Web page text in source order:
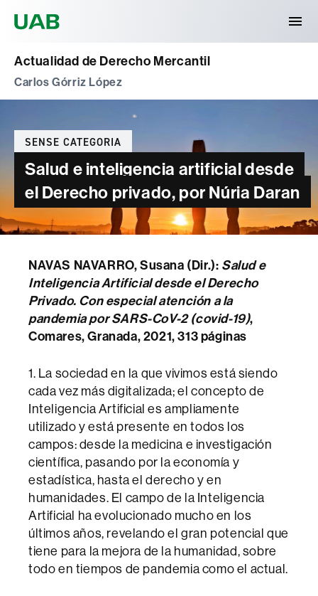
Actualidad de Derecho Mercantil
Carlos Górriz López
Categories
SENSE CATEGORIA
Salud e inteligencia artificial desde
el Derecho privado, por Núria Daran
NAVAS NAVARRO, Susana (Dir.): Salud e
Inteligencia Artificial desde el Derecho
Privado. Con especial atención a la
pandemia por SARS-CoV-2 (covid-19),
Comares, Granada, 2021, 313 páginas
1. La sociedad en la que vivimos está siendo
cada vez más digitalizada; el concepto de
Inteligencia Artificial es ampliamente
utilizado y está presente en todos los
campos: desde la medicina e investigación
científica, pasando por la economía y
estadística, hasta el derecho y en
humanidades. El campo de la Inteligencia
Artificial ha evolucionado mucho en los
últimos años, revelando el gran potencial que
tiene para la mejora de la humanidad, sobre
todo en tiempos de pandemia como el actual.